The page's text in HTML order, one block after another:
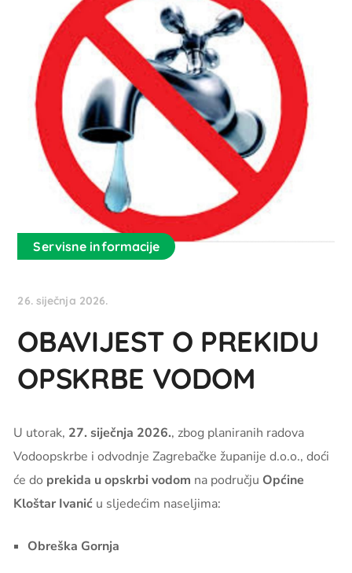
Servisne informacije
26. siječnja 2026.
OBAVIJEST O PREKIDU
OPSKRBE VODOM
U utorak, 27. siječnja 2026., zbog planiranih radova
Vodoopskrbe i odvodnje Zagrebačke županije d.o.o., doći
će do prekida u opskrbi vodom na području Općine
Kloštar Ivanić u sljedećim naseljima:
Obreška Gornja